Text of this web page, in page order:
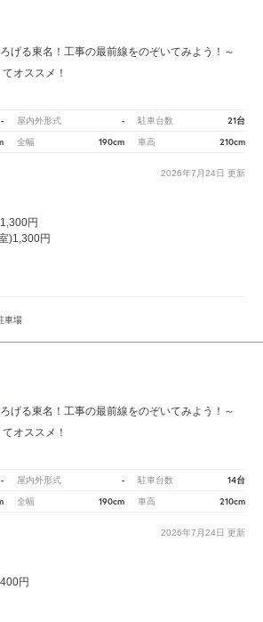
げる東名！工事の最前線をのぞいてみよう！～
オススメ！
- 屋内外形式 - 駐車台数 21台
全幅 190cm 車高 210cm
2026年7月24日 更新
円
)1,300円
車場
げる東名！工事の最前線をのぞいてみよう！～
オススメ！
- 屋内外形式 - 駐車台数 14台
全幅 190cm 車高 210cm
2026年7月24日 更新
円